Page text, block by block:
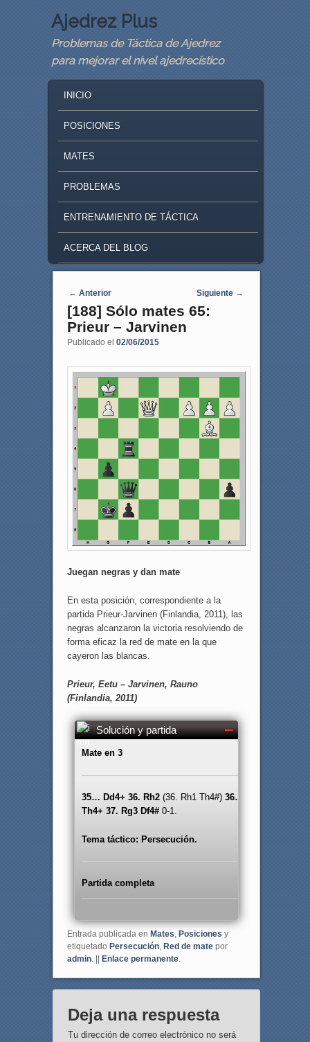
Ajedrez Plus
Problemas de Táctica de Ajedrez
para mejorar el nivel ajedrecístico
SKIP TO PRIMARY CONTENT
SKIP TO SECONDARY CONTENT
INICIO
POSICIONES
MATES
PROBLEMAS
ENTRENAMIENTO DE TÁCTICA
ACERCA DEL BLOG
Navegaci�n de entradas
← Anterior Siguiente →
[188] Sólo mates 65:
Prieur – Jarvinen
Publicado el 02/06/2015
Juegan negras y dan mate
En esta posición, correspondiente a la
partida Prieur-Jarvinen (Finlandia, 2011), las
negras alcanzaron la victoria resolviendo de
forma eficaz la red de mate en la que
cayeron las blancas.
Prieur, Eetu – Jarvinen, Rauno
(Finlandia, 2011)
Solución y partida
Mate en 3
35… Dd4+ 36. Rh2(36. Rh1 Th4#) 36…
Th4+ 37. Rg3 Df4#0-1.
Tema táctico: Persecución.
Partida completa
Entrada publicada en Mates Posiciones y
etiquetado Persecución, Red de matepor
admin. || Enlace permanente.
Deja una respuesta
Tu dirección de correo electrónico no será